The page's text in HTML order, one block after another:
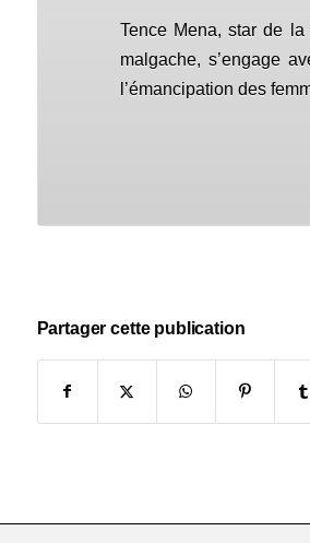
Tence Mena, star de
malgache, s’engage
l’émancipation des
Partager cette publication